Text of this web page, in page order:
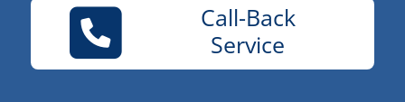
Call-Back
Service